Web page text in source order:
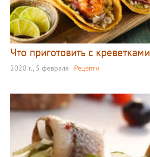
Что приготовить с креветками
2020 г., 5 февраля Рецепти